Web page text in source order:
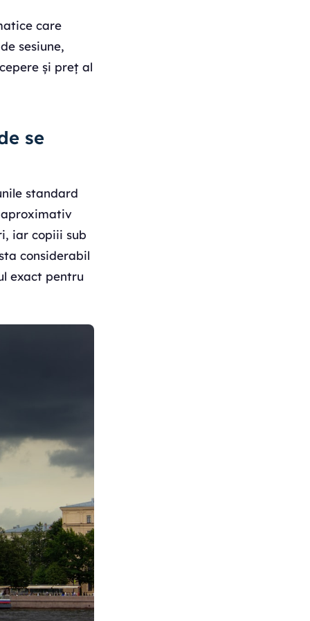
care
sesiune,
și preț al
se
standard
iar copiii sub
considerabil
exact pentru